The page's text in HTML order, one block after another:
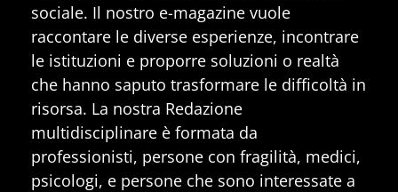
sociale. Il nostro e-magazine vuole
raccontare le diverse esperienze, incontrare
le istituzioni e proporre soluzioni o realtà
che hanno saputo trasformare le difficoltà in
risorsa. La nostra Redazione
multidisciplinare è formata da
professionisti, persone con fragilità, medici,
psicologi, e persone che sono interessate a